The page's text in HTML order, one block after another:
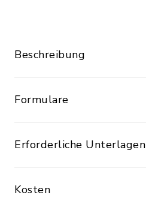
Beschreibung
Formulare
Erforderliche Unterlagen
Kosten